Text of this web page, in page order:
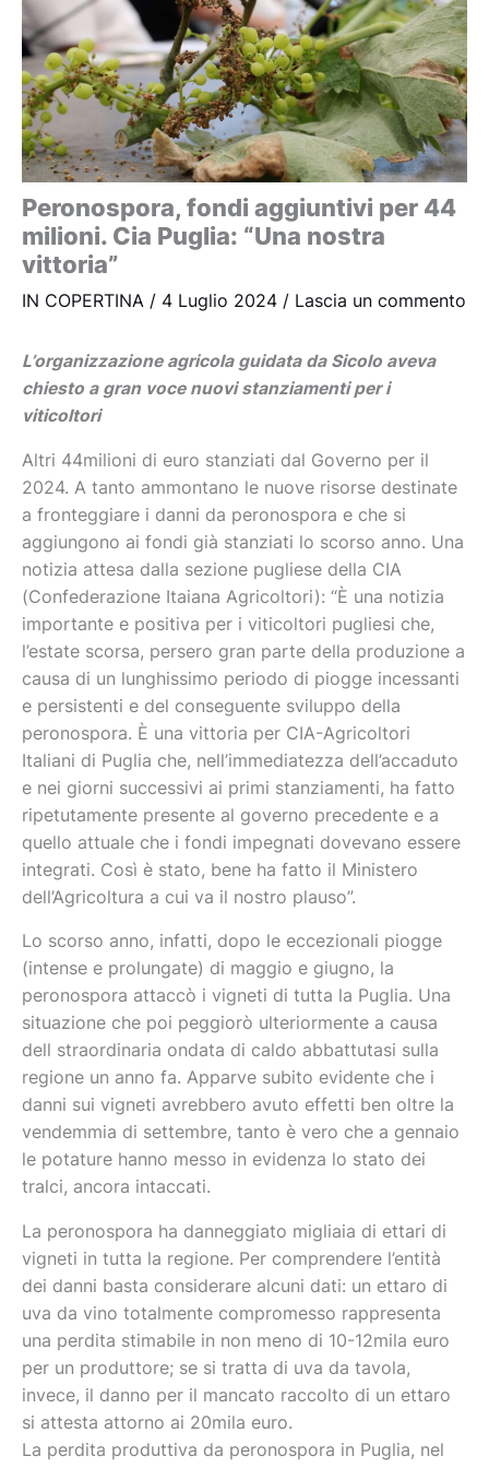
Peronospora, fondi aggiuntivi per 44
milioni. Cia Puglia: “Una nostra
vittoria”
IN COPERTINA / 4 Luglio 2024 / Lascia un commento
L’organizzazione agricola guidata da Sicolo aveva
chiesto a gran voce nuovi stanziamenti per i
viticoltori
Altri 44milioni di euro stanziati dal Governo per il
2024. A tanto ammontano le nuove risorse destinate
a fronteggiare i danni da peronospora e che si
aggiungono ai fondi già stanziati lo scorso anno. Una
notizia attesa dalla sezione pugliese della CIA
(Confederazione Itaiana Agricoltori): “È una notizia
importante e positiva per i viticoltori pugliesi che,
l’estate scorsa, persero gran parte della produzione a
causa di un lunghissimo periodo di piogge incessanti
e persistenti e del conseguente sviluppo della
peronospora. È una vittoria per CIA-Agricoltori
Italiani di Puglia che, nell’immediatezza dell’accaduto
e nei giorni successivi ai primi stanziamenti, ha fatto
ripetutamente presente al governo precedente e a
quello attuale che i fondi impegnati dovevano essere
integrati. Così è stato, bene ha fatto il Ministero
dell’Agricoltura a cui va il nostro plauso”.
Lo scorso anno, infatti, dopo le eccezionali piogge
(intense e prolungate) di maggio e giugno, la
peronospora attaccò i vigneti di tutta la Puglia. Una
situazione che poi peggiorò ulteriormente a causa
dell straordinaria ondata di caldo abbattutasi sulla
regione un anno fa. Apparve subito evidente che i
danni sui vigneti avrebbero avuto effetti ben oltre la
vendemmia di settembre, tanto è vero che a gennaio
le potature hanno messo in evidenza lo stato dei
tralci, ancora intaccati.
La peronospora ha danneggiato migliaia di ettari di
vigneti in tutta la regione. Per comprendere l’entità
dei danni basta considerare alcuni dati: un ettaro di
uva da vino totalmente compromesso rappresenta
una perdita stimabile in non meno di 10-12mila euro
per un produttore; se si tratta di uva da tavola,
invece, il danno per il mancato raccolto di un ettaro
si attesta attorno ai 20mila euro.
La perdita produttiva da peronospora in Puglia, nel